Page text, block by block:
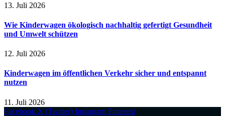
13. Juli 2026
Wie Kinderwagen ökologisch nachhaltig gefertigt Gesundheit
und Umwelt schützen
12. Juli 2026
Kinderwagen im öffentlichen Verkehr sicher und entspannt
nutzen
11. Juli 2026
Facebook X (Twitter) Instagram Pinterest